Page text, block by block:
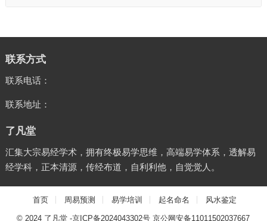
联系方式
联系电话：
联系地址：
了凡堂
汇集大宗易经学术，拥有终极易学思维，高端易学体系，透解易
经学科，正本清源，传经布道，自利利他，自觉觉人。
首页 周易预测 易学培训 起名命名 风水鉴定
© 2024 了凡堂 -京ICP备2024043302号 京公网安备11011502037667